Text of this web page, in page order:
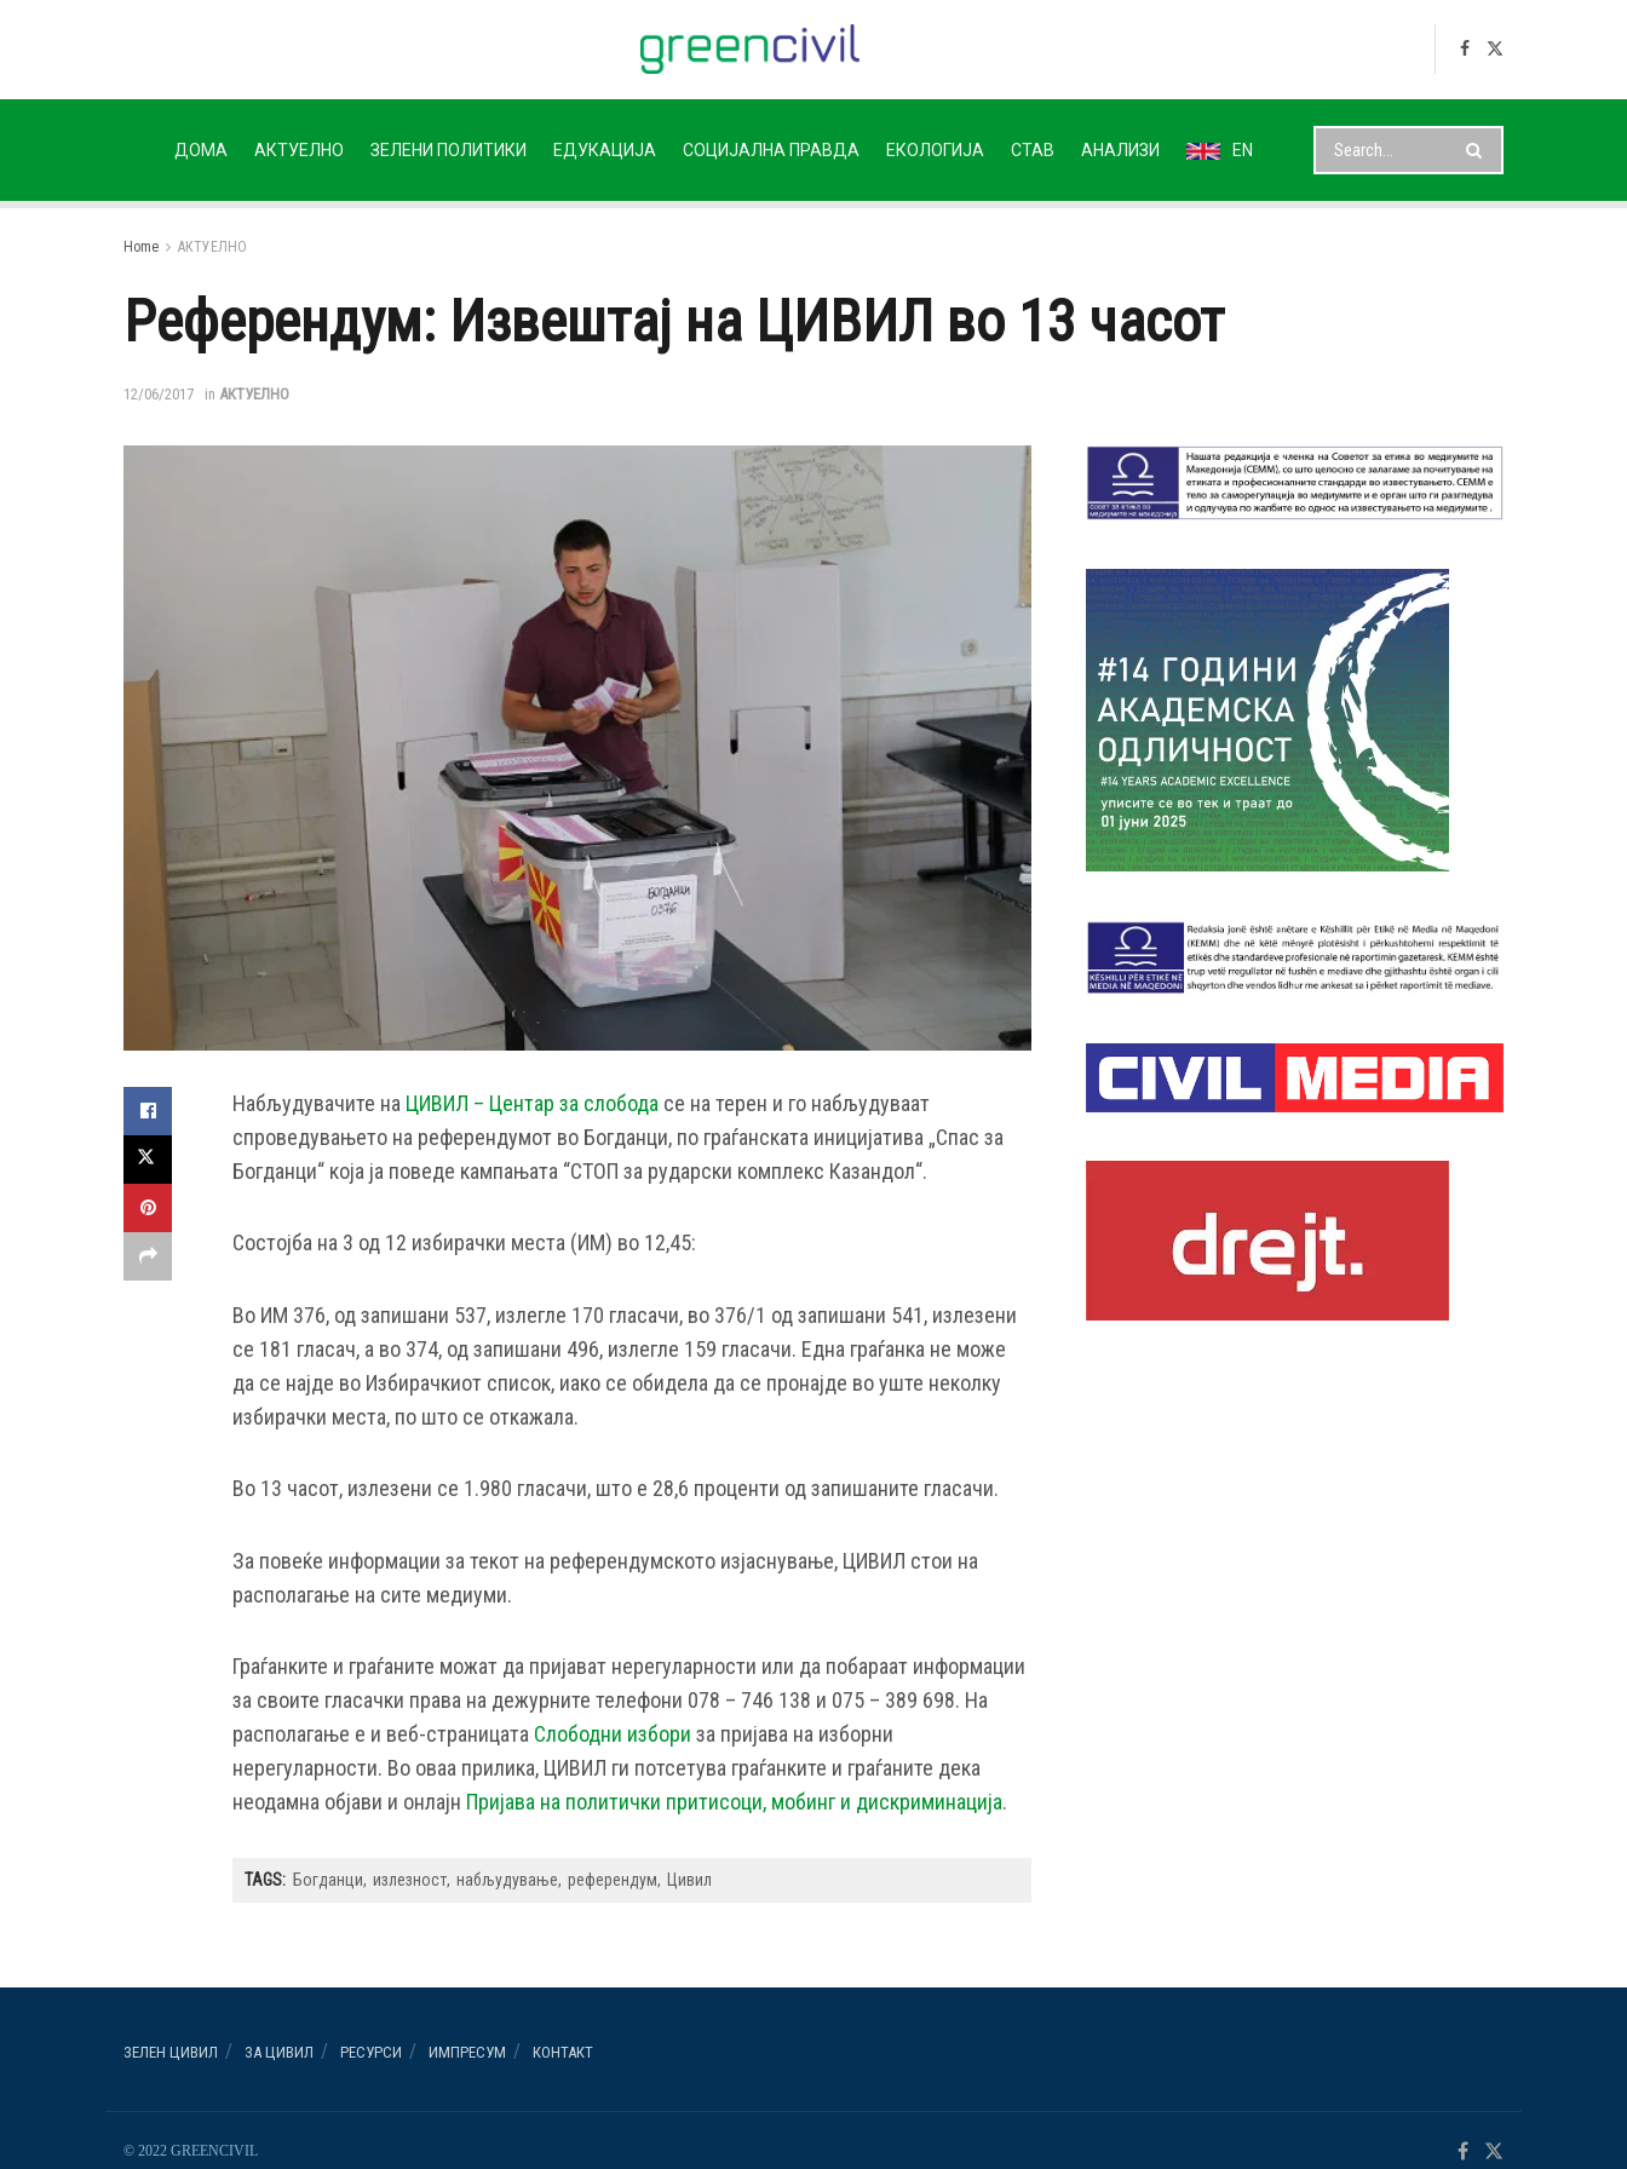
ДОМА АКТУЕЛНО ЗЕЛЕНИ ПОЛИТИКИ ЕДУКАЦИЈА СОЦИЈАЛНА ПРАВДА ЕКОЛОГИЈА СТАВ АНАЛИЗИ EN
Home АКТУЕЛНО
Референдум: Извештај на ЦИВИЛ во 13 часот
12/06/2017 in АКТУЕЛНО
Набљудувачите на ЦИВИЛ – Центар за слобода се на терен и го набљудуваат
спроведувањето на референдумот во Богданци, по граѓанската иницијатива „Спас за
Богданци“ која ја поведе кампањата “СТОП за рударски комплекс Казандол“.
Состојба на 3 од 12 избирачки места (ИМ) во 12,45:
Во ИМ 376, од запишани 537, излегле 170 гласачи, во 376/1 од запишани 541, излезени
се 181 гласач, а во 374, од запишани 496, излегле 159 гласачи. Една граѓанка не може
да се најде во Избирачкиот список, иако се обидела да се пронајде во уште неколку
избирачки места, по што се откажала.
Во 13 часот, излезени се 1.980 гласачи, што е 28,6 проценти од запишаните гласачи.
За повеќе информации за текот на референдумското изјаснување, ЦИВИЛ стои на
располагање на сите медиуми.
Граѓанките и граѓаните можат да пријават нерегуларности или да побараат информации
за своите гласачки права на дежурните телефони 078 – 746 138 и 075 – 389 698. На
располагање е и веб-страницата Слободни избори за пријава на изборни
нерегуларности. Во оваа прилика, ЦИВИЛ ги потсетува граѓанките и граѓаните дека
неодамна објави и онлајн Пријава на политички притисоци, мобинг и дискриминација.
TAGS: Богданци излезност набљудување референдум Цивил
ЗЕЛЕН ЦИВИЛ ЗА ЦИВИЛ РЕСУРСИ ИМПРЕСУМ КОНТАКТ
© 2022 GREENCIVIL